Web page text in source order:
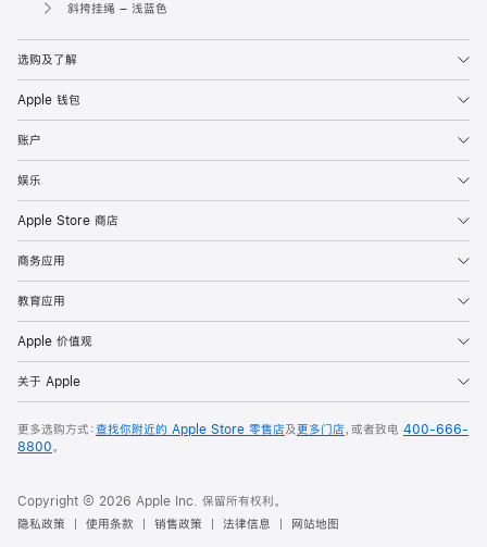
斜挎挂绳 – 浅蓝色
选购及了解
Apple 钱包
账户
娱乐
Apple Store 商店
商务应用
教育应用
Apple 价值观
关于 Apple
更多选购方式：查找你附近的 Apple Store 零售店及更多门店，或者致电 400-666-
8800。
Copyright © 2026 Apple Inc. 保留所有权利。
隐私政策
使用条款 销售政策 法律信息 网站地图